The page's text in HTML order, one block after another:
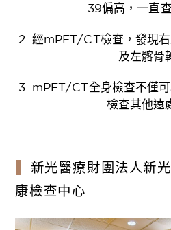
39偏高，一直
2. 經mPET/CT檢查，發現
及左髂骨
3. mPET/CT全身檢查不僅
檢查其他遠
新光醫療財團法人新
康檢查中心